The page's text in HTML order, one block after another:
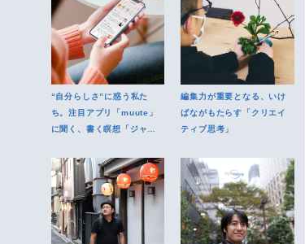
“自分らしさ”に惑う私た
ち。注目アプリ「muute」
に聞く、書く瞑想「ジャー
編集力が重要となる、いけ
ばながもたらす「クリエイ
ティブ思考」